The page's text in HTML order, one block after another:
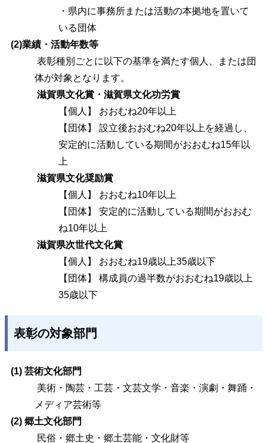
・県内に事務所または活動の本拠地を置いて
いる団体
(2)業績・活動年数等
表彰種別ごとに以下の基準を満たす個人、または団
体が対象となります。
滋賀県文化賞・滋賀県文化功労賞
【個人】 おおむね20年以上
【団体】 設立後おおむね20年以上を経過し、
安定的に活動している期間がおおむね15年以
上
滋賀県文化奨励賞
【個人】 おおむね10年以上
【団体】 安定的に活動している期間がおおむ
ね10年以上
滋賀県次世代文化賞
【個人】 おおむね19歳以上35歳以下
【団体】 構成員の過半数がおおむね19歳以上
35歳以下
表彰の対象部門
(1) 芸術文化部門
美術・陶芸・工芸・文芸文学・音楽・演劇・舞踊・
メディア芸術等
(2) 郷土文化部門
民俗・郷土史・郷土芸能・文化財等